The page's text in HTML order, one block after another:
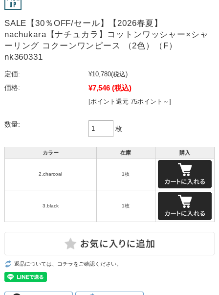
SALE【30％OFF/セール】【2026春夏】
nachukara【ナチュカラ】コットンワッシャー×シャ
ーリング コクーンワンピース （2色）（F）
nk360331
定価: ¥10,780(税込)
価格:
¥7,546 (税込)
[ポイント還元 75ポイント～]
数量:
枚
カラー 在庫 購入
2.charcoal 1枚
3.black 1枚
返品については、コチラをご確認ください。